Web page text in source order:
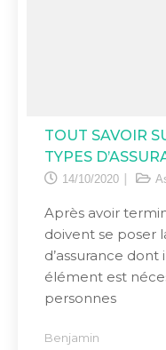
TOUT SAVOIR
TYPES
14/10/2020
Après avoir
doivent se poser
d’assurance
élément est
personnes
Benjamin